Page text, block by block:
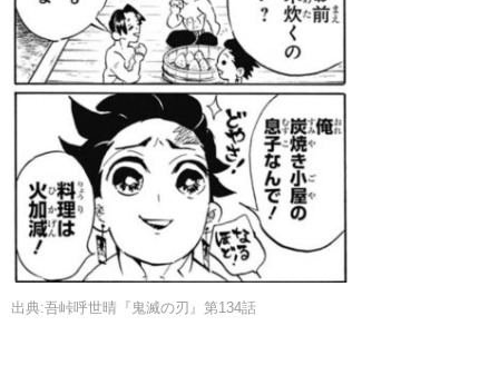
出典:吾峠呼世晴『鬼滅の刃』第134話